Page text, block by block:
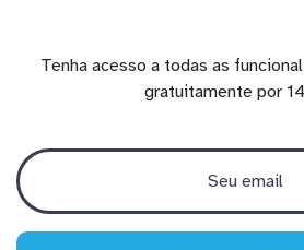
Tenha acesso a todas as
gratuitamente por